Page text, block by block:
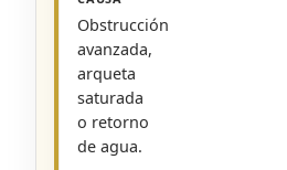
Obstrucción
avanzada,
arqueta
saturada
o retorno
de agua.